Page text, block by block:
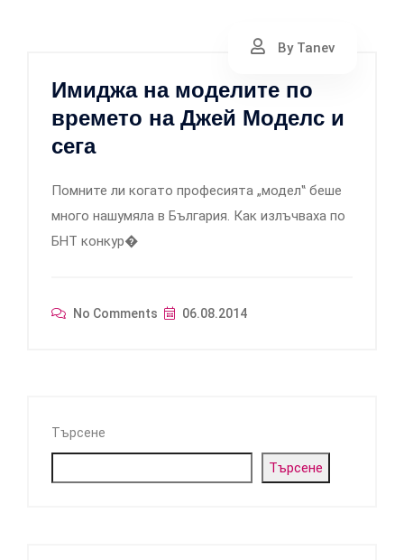
By Tanev
Имиджа на моделите по
времето на Джей Моделс и
сега
Помните ли когато професията „модел‟ беше
много нашумяла в България. Как излъчваха по
БНТ конкур�
No Comments 06.08.2014
Търсене
Търсене